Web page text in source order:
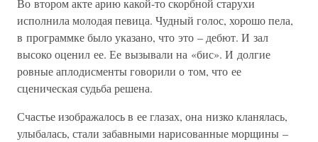
Во втором акте арию какой-то скорбной старухи
исполнила молодая певица. Чудный голос, хорошо пела,
в программке было указано, что это – дебют. И зал
высоко оценил ее. Ее вызывали на «бис». И долгие
ровные аплодисменты говорили о том, что ее
сценическая судьба решена.
Счастье изображалось в ее глазах, она низко кланялась,
улыбалась, стали забавными нарисованные морщины –